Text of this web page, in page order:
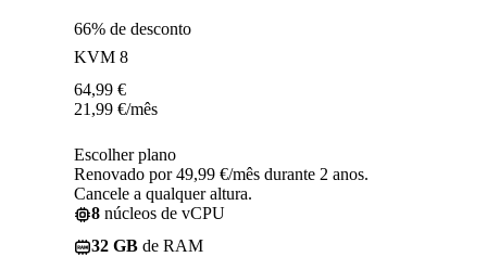
66% de desconto
KVM 8
64,99 €
21,99 €/mês
Escolher plano
Renovado por 49,99 €/mês durante 2 anos.
Cancele a qualquer altura.
8 núcleos de vCPU
32 GB de RAM